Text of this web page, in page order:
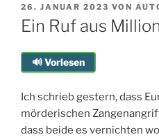
VERÖFFENTLICHT
AM
26. JANUAR 2023 VON
Ein Ruf aus
🔊 Vorlesen
Ich schrieb gestern, dass
mörderischen
dass beide es vernichten